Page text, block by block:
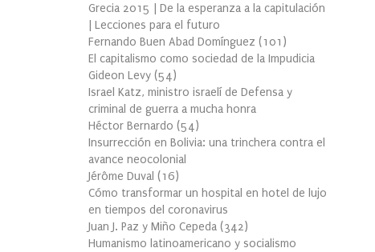
Grecia 2015 | De la esperanza a la capitulación
| Lecciones para el futuro
Fernando Buen Abad Domínguez (101 )
El capitalismo como sociedad de la Impudicia
Gideon Levy (54)
Israel Katz, ministro israelí de Defensa y
criminal de guerra a mucha honra
Héctor Bernardo (54)
Insurrección en Bolivia: una trinchera contra el
avance neocolonial
Jérôme Duval (16)
Cómo transformar un hospital en hotel de lujo
en tiempos del coronavirus
Juan J. Paz y Miño Cepeda (342)
Humanismo latinoamericano y socialismo